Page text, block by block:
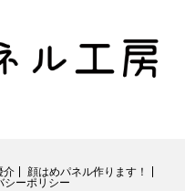
介
顔はめパネル作ります！
シーポリシー